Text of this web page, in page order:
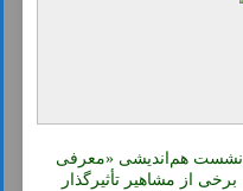
نشست هم‌اندیشی «معرفی
برخی از مشاهیر تأثیرگذار